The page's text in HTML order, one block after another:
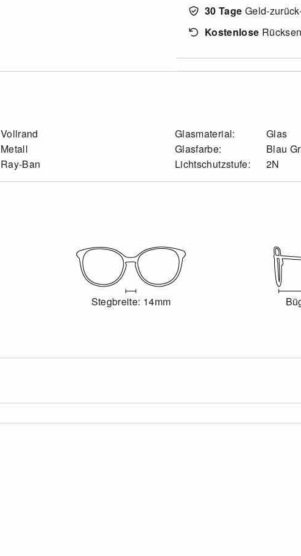
30 Tage Geld-
Kostenlose
Vollrand
Metall
Ray-Ban
Glasmaterial:
Glas
Glasfarbe:
Blau
Lichtschutzstufe:
2N
Stegbreite: 14mm